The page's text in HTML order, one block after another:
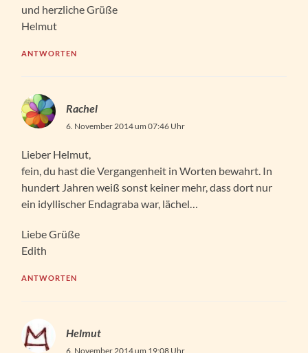
und herzliche Grüße
Helmut
ANTWORTEN
Rachel
6. November 2014 um 07:46 Uhr
Lieber Helmut,
fein, du hast die Vergangenheit in Worten bewahrt. In
hundert Jahren weiß sonst keiner mehr, dass dort nur
ein idyllischer Endagraba war, lächel…
Liebe Grüße
Edith
ANTWORTEN
Helmut
6. November 2014 um 19:08 Uhr